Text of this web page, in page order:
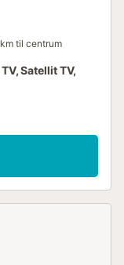
til centrum
Satellit TV,